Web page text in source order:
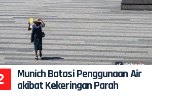
Munich Batasi Penggunaan Air
akibat Kekeringan Parah